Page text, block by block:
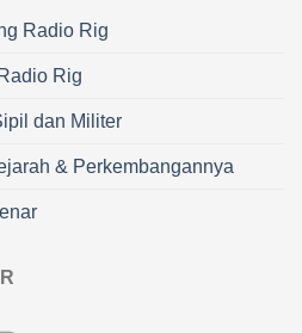
Radio Rig
Rig
dan Militer
& Perkembangannya